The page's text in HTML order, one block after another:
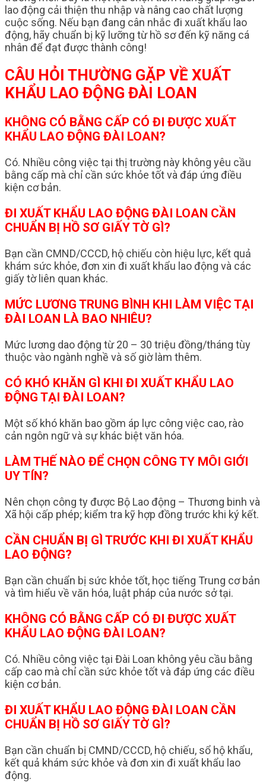
lao động cải thiện thu nhập và nâng cao chất lượng
cuộc sống. Nếu bạn đang cân nhắc đi xuất khẩu lao
động, hãy chuẩn bị kỹ lưỡng từ hồ sơ đến kỹ năng cá
nhân để đạt được thành công!
CÂU HỎI THƯỜNG GẶP VỀ XUẤT
KHẨU LAO ĐỘNG ĐÀI LOAN
KHÔNG CÓ BẰNG CẤP CÓ ĐI ĐƯỢC XUẤT
KHẨU LAO ĐỘNG ĐÀI LOAN?
Có. Nhiều công việc tại thị trường này không yêu cầu
bằng cấp mà chỉ cần sức khỏe tốt và đáp ứng điều
kiện cơ bản.
ĐI XUẤT KHẨU LAO ĐỘNG ĐÀI LOAN CẦN
CHUẨN BỊ HỒ SƠ GIẤY TỜ GÌ?
Bạn cần CMND/CCCD, hộ chiếu còn hiệu lực, kết quả
khám sức khỏe, đơn xin đi xuất khẩu lao động và các
giấy tờ liên quan khác.
MỨC LƯƠNG TRUNG BÌNH KHI LÀM VIỆC TẠI
ĐÀI LOAN LÀ BAO NHIÊU?
Mức lương dao động từ 20 – 30 triệu đồng/tháng tùy
thuộc vào ngành nghề và số giờ làm thêm.
CÓ KHÓ KHĂN GÌ KHI ĐI XUẤT KHẨU LAO
ĐỘNG TẠI ĐÀI LOAN?
Một số khó khăn bao gồm áp lực công việc cao, rào
cản ngôn ngữ và sự khác biệt văn hóa.
LÀM THẾ NÀO ĐỂ CHỌN CÔNG TY MÔI GIỚI
UY TÍN?
Nên chọn công ty được Bộ Lao động – Thương binh và
Xã hội cấp phép; kiểm tra kỹ hợp đồng trước khi ký kết.
CẦN CHUẨN BỊ GÌ TRƯỚC KHI ĐI XUẤT KHẨU
LAO ĐỘNG?
Bạn cần chuẩn bị sức khỏe tốt, học tiếng Trung cơ bản
và tìm hiểu về văn hóa, luật pháp của nước sở tại.
KHÔNG CÓ BẰNG CẤP CÓ ĐI ĐƯỢC XUẤT
KHẨU LAO ĐỘNG ĐÀI LOAN?
Có. Nhiều công việc tại Đài Loan không yêu cầu bằng
cấp cao mà chỉ cần sức khỏe tốt và đáp ứng các điều
kiện cơ bản.
ĐI XUẤT KHẨU LAO ĐỘNG ĐÀI LOAN CẦN
CHUẨN BỊ HỒ SƠ GIẤY TỜ GÌ?
Bạn cần chuẩn bị CMND/CCCD, hộ chiếu, sổ hộ khẩu,
kết quả khám sức khỏe và đơn xin đi xuất khẩu lao
động.